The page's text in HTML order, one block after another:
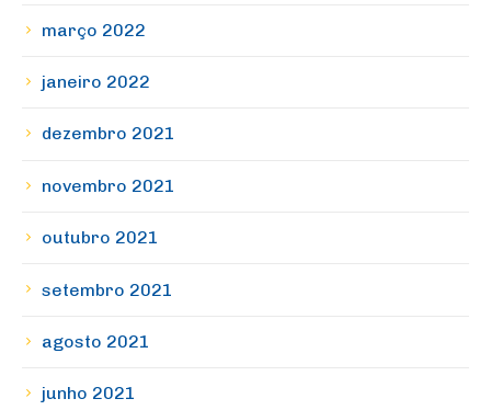
março 2022
janeiro 2022
dezembro 2021
novembro 2021
outubro 2021
setembro 2021
agosto 2021
junho 2021